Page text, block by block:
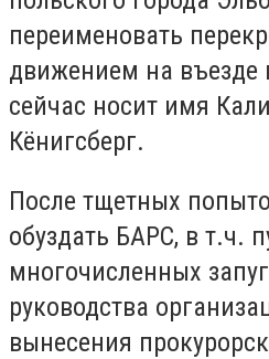
переименовать
движением на въезде
сейчас носит имя
Кёнигсберг.
После тщетных
обуздать БАРС, в т.ч.
многочисленных
руководства
вынесения